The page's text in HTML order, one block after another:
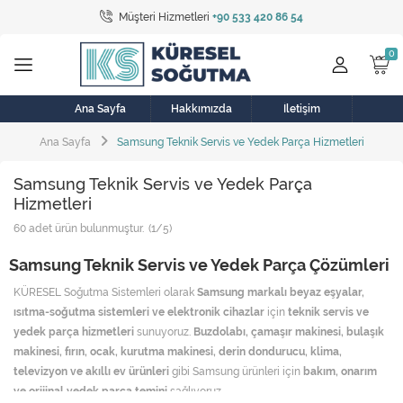
Müşteri Hizmetleri +90 533 420 86 54
Tüm Kategoriler
Bulaşık Makinesi
Buzdolabı
Çamaşır Kurutma Makinesi
Çamaşır Makinesi
Doğalgaz Sobası
Elektrikli Aksamlar
Elektrikli Süpürge
Fırın, Ocak ve Aspiratör
Ana Sayfa Hakkımızda İletişim
Ana Sayfa Samsung Teknik Servis ve Yedek Parça Hizmetleri
Samsung Teknik Servis ve Yedek Parça
Hizmetleri
60 adet ürün bulunmuştur. (1/5)
Samsung Teknik Servis ve Yedek Parça Çözümleri
KÜRESEL Soğutma Sistemleri olarak Samsung markalı beyaz eşyalar,
ısıtma-soğutma sistemleri ve elektronik cihazlar için teknik servis ve
yedek parça hizmetleri sunuyoruz. Buzdolabı, çamaşır makinesi, bulaşık
makinesi, fırın, ocak, kurutma makinesi, derin dondurucu, klima,
televizyon ve akıllı ev ürünleri gibi Samsung ürünleri için bakım, onarım
ve orijinal yedek parça temini sağlıyoruz.